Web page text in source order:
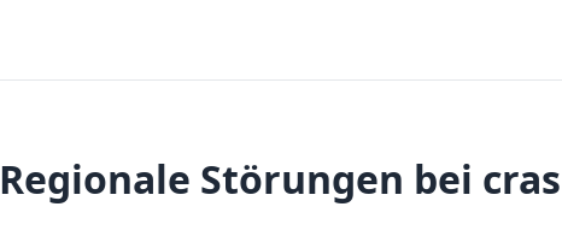
Regionale Störungen bei